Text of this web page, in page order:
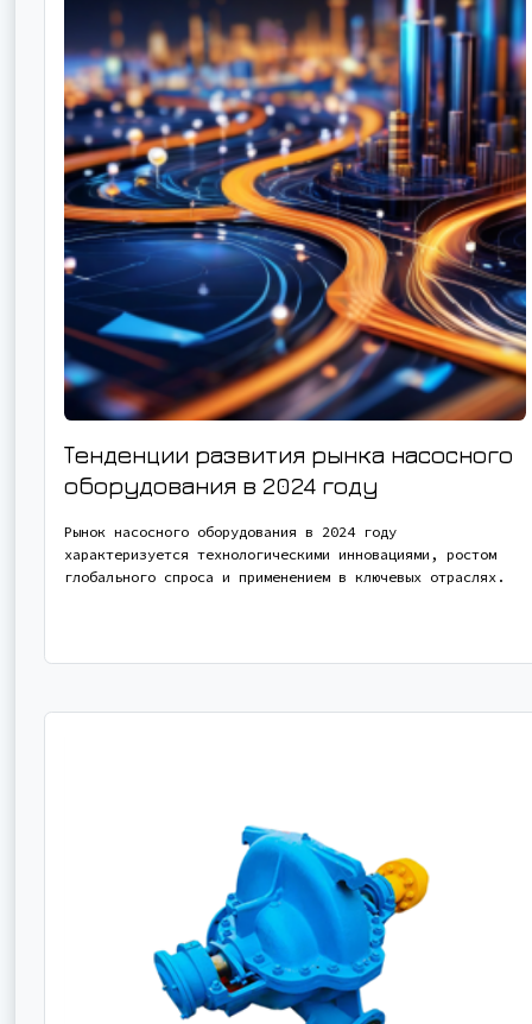
Тенденции развития рынка насосного
оборудования в 2024 году
Рынок насосного оборудования в 2024 году
характеризуется технологическими инновациями, ростом
глобального спроса и применением в ключевых отраслях.